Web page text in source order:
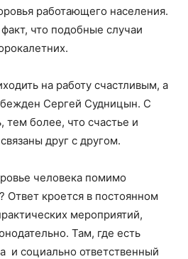
работающего населения.
что подобные случаи
на работу счастливым, а
Сергей Судницын. С
тем более, что счастье и
друг с другом.
человека помимо
Ответ кроется в постоянном
мероприятий,
Там, где есть
и социально ответственный